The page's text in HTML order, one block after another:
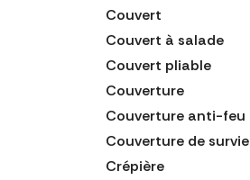
Couvert
Couvert à salade
Couvert pliable
Couverture
Couverture anti-feu
Couverture de survie
Crépière